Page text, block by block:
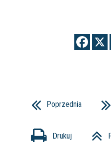
Poprzednia
Drukuj